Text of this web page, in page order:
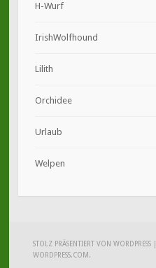
H-Wurf
IrishWolfhound
Lilith
Orchidee
Urlaub
Welpen
STOLZ PRÄSENTIERT VON WORDPRESS
WORDPRESS.COM .